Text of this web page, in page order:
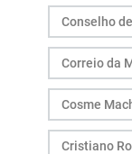
Conselho
Correio da
Cosme
Cristiano